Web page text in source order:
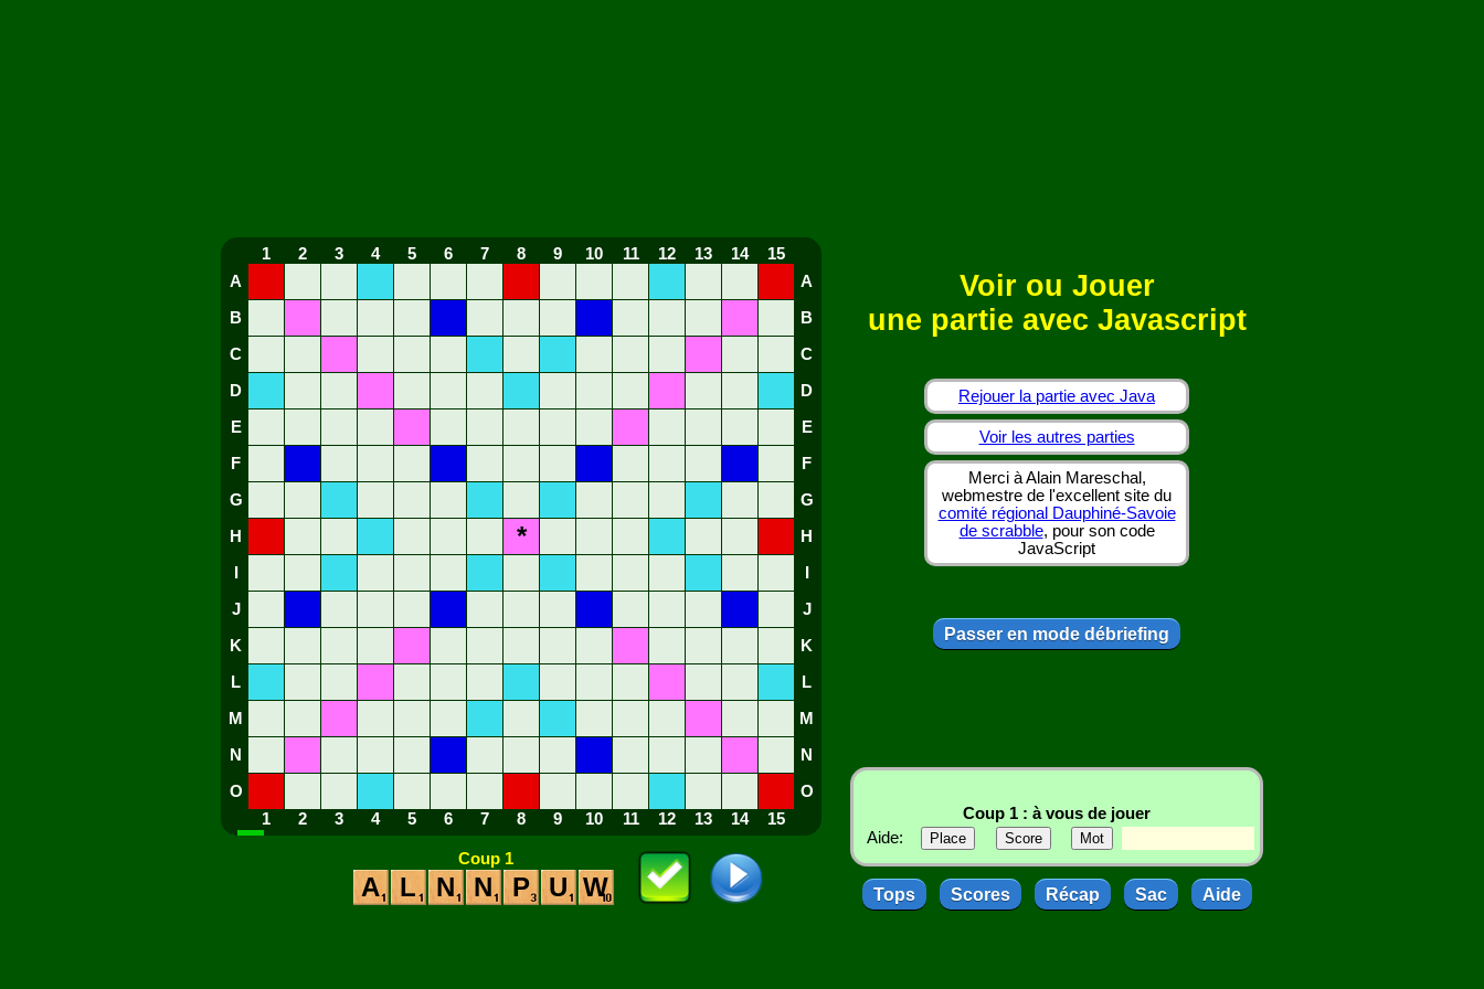
1 2 3 4 5 6 7 8 9 10 11 12 13 14
15
A
A
B B
C C
D D
E E
F F
G G
H * H
J J
K K
L L
M M
N N
O
O
1
2 3 4 5 6 7 8 9 10 11 12 13 14 15
Coup 1
A L N N P U W
Voir ou Jouer
une partie avec Javascript
Rejouer la partie avec Java
Voir les autres parties
Merci à Alain Mareschal,
webmestre de l'excellent site du
comité régional Dauphiné-Savoie
de scrabble, pour son code
JavaScript
Passer en mode débriefing
Coup 1 : à vous de jouer
Aide:
Tops Scores Récap Sac Aide